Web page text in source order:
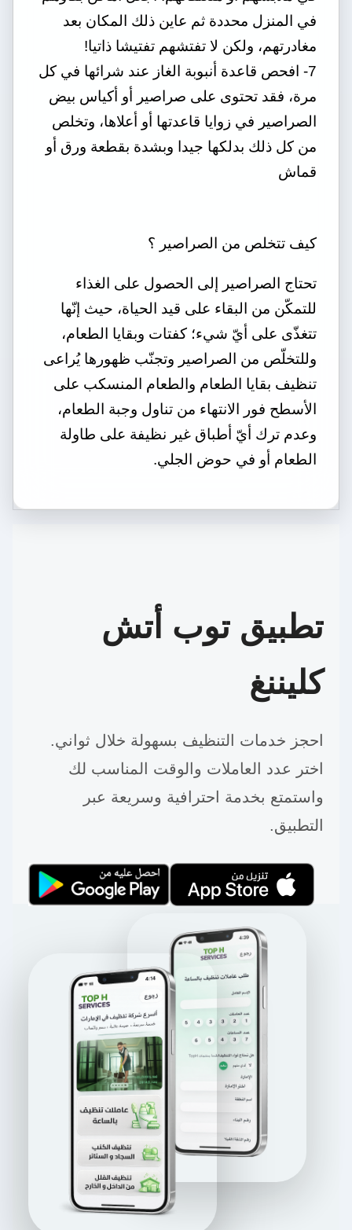
في المنزل محددة ثم عاين ذلك المكان بعد
مغادرتهم، ولكن لا تفتشهم تفتيشا ذاتيا!
7- افحص قاعدة أنبوبة الغاز عند شرائها في كل
مرة، فقد تحتوى على صراصير أو أكياس بيض
الصراصير في زوايا قاعدتها أو أعلاها، وتخلص
من كل ذلك بدلكها جيدا وبشدة بقطعة ورق أو
قماش
كيف تتخلص من الصراصير ؟
تحتاج الصراصير إلى الحصول على الغذاء
للتمكّن من البقاء على قيد الحياة، حيث إنّها
تتغذّى على أيّ شيء؛ كفتات وبقايا الطعام،
وللتخلّص من الصراصير وتجنّب ظهورها يُراعى
تنظيف بقايا الطعام والطعام المنسكب على
الأسطح فور الانتهاء من تناول وجبة الطعام،
وعدم ترك أيّ أطباق غير نظيفة على طاولة
الطعام أو في حوض الجلي.
تطبيق توب أتش
كليننغ
احجز خدمات التنظيف بسهولة خلال ثواني.
اختر عدد العاملات والوقت المناسب لك
واستمتع بخدمة احترافية وسريعة عبر
التطبيق.